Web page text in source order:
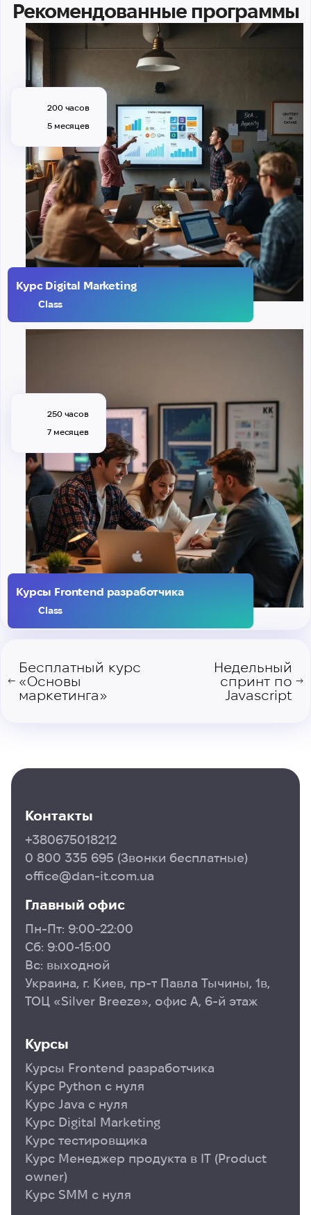
Рекомендованные программы
200 часов
5 месяцев
Курс Digital Marketing
Class
250 часов
7 месяцев
Курсы Frontend разработчика
Class
←
Бесплатный курс
«Основы
маркетинга»
Недельный
спринт по
Javascript
→
Контакты
+380675018212
0 800 335 695 (Звонки бесплатные)
office@dan-it.com.ua
Главный офис
Пн-Пт: 9:00-22:00
Сб: 9:00-15:00
Вс: выходной
Украина, г. Киев, пр-т Павла Тычины, 1в,
ТОЦ «Silver Breeze», офис А, 6-й этаж
Курсы
Курсы Frontend разработчика
Курс Python с нуля
Курс Java с нуля
Курс Digital Marketing
Курс тестировщика
Курс Менеджер продукта в ІТ (Product
owner)
Курс SMM с нуля